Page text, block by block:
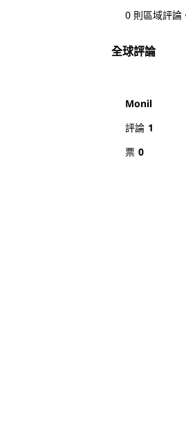
0 則區域評論
全球評論
Monil
評論 1
票 0